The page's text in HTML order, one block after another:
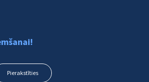
Pierakstīties